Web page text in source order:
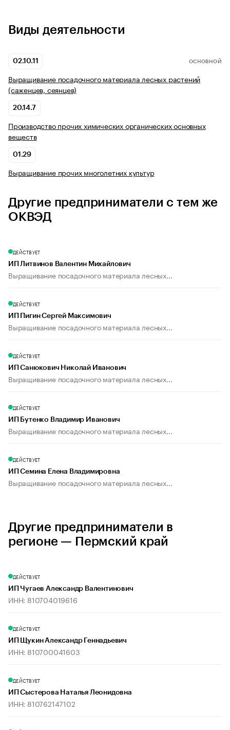
Виды деятельности
02.10.11 ОСНОВНОЙ
Выращивание посадочного материала лесных растений
(саженцев, сеянцев)
20.14.7
Производство прочих химических органических основных
веществ
01.29
Выращивание прочих многолетних культур
Другие предприниматели с тем же
ОКВЭД
ДЕЙСТВУЕТ
ИП Литвинов Валентин Михайлович
Выращивание посадочного материала лесных...
ДЕЙСТВУЕТ
ИП Пигин Сергей Максимович
Выращивание посадочного материала лесных...
ДЕЙСТВУЕТ
ИП Санюкович Николай Иванович
Выращивание посадочного материала лесных...
ДЕЙСТВУЕТ
ИП Бутенко Владимир Иванович
Выращивание посадочного материала лесных...
ДЕЙСТВУЕТ
ИП Семина Елена Владимировна
Выращивание посадочного материала лесных...
Другие предприниматели в
регионе — Пермский край
ДЕЙСТВУЕТ
ИП Чугаев Александр Валентинович
ИНН: 810704019616
ДЕЙСТВУЕТ
ИП Щукин Александр Геннадьевич
ИНН: 810700041603
ДЕЙСТВУЕТ
ИП Сыстерова Наталья Леонидовна
ИНН: 810762147102